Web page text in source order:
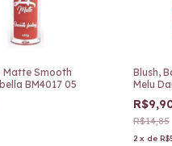
Matte Smooth
BM4017 05
Blush,
Melu
R$14,85
2 x de